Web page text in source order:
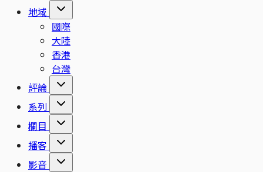
地域
國際
大陸
香港
台灣
評論
系列
欄目
播客
影音